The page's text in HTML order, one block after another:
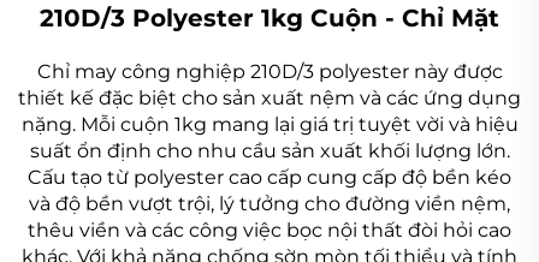
210D/3 Polyester 1kg Cuộn - Chỉ Mặt
Chỉ may công nghiệp 210D/3 polyester này được
thiết kế đặc biệt cho sản xuất nệm và các ứng dụng
nặng. Mỗi cuộn 1kg mang lại giá trị tuyệt vời và hiệu
suất ổn định cho nhu cầu sản xuất khối lượng lớn.
Cấu tạo từ polyester cao cấp cung cấp độ bền kéo
và độ bền vượt trội, lý tưởng cho đường viền nệm,
thêu viền và các công việc bọc nội thất đòi hỏi cao
khác. Với khả năng chống sờn mòn tối thiểu và tính